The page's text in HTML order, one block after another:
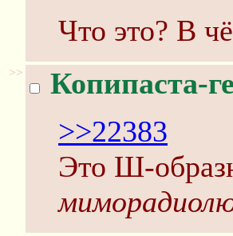
Что это? В
>> Копипаста-
>>22383
Это Ш-